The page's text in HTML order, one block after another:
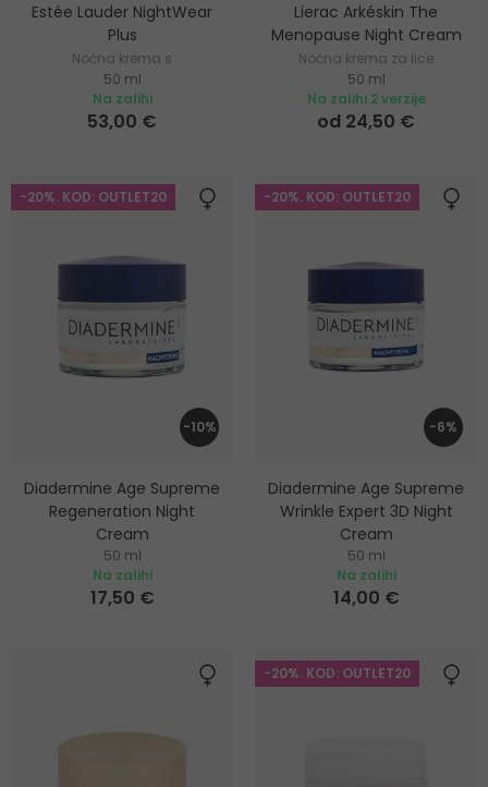
Estée Lauder NightWear
Plus
Noćna krema s
antioksidacijskim učinkom
50 ml
Na zalihi
53,00 €
Lierac Arkéskin The
Menopause Night Cream
Noćna krema za lice
50 ml
Na zalihi 2 verzije
od 24,50 €
-20%. KOD: OUTLET20
-10%
Diadermine Age Supreme
Regeneration Night
Cream
Noćna krema za lice protiv
znakova starenja
50 ml
Na zalihi
17,50 €
-20%. KOD: OUTLET20
-6%
Diadermine Age Supreme
Wrinkle Expert 3D Night
Cream
Noćna krema protiv bora
50 ml
Na zalihi
14,00 €
-20%. KOD: OUTLET20